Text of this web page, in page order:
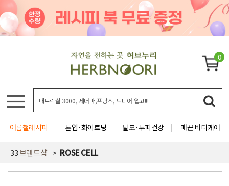
0
여름철레시피 톤업·화이트닝 탈모·두피건강 매끈 바디케어
33브랜드샵 ROSE CELL